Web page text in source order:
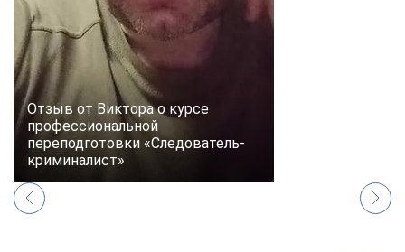
Отзыв от Виктора о курсе
профессиональной
переподготовки «Следователь-
криминалист»